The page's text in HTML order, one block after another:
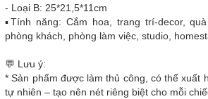
- Loại B: 25*21,5*11cm
▪️Tính năng: Cắm hoa, trang trí-decor,
phòng khách, phòng làm việc, studio,
💬 Lưu ý:
* Sản phẩm được làm thủ công, có thể xuất
tự nhiên – tạo nên nét riêng biệt cho mỗi